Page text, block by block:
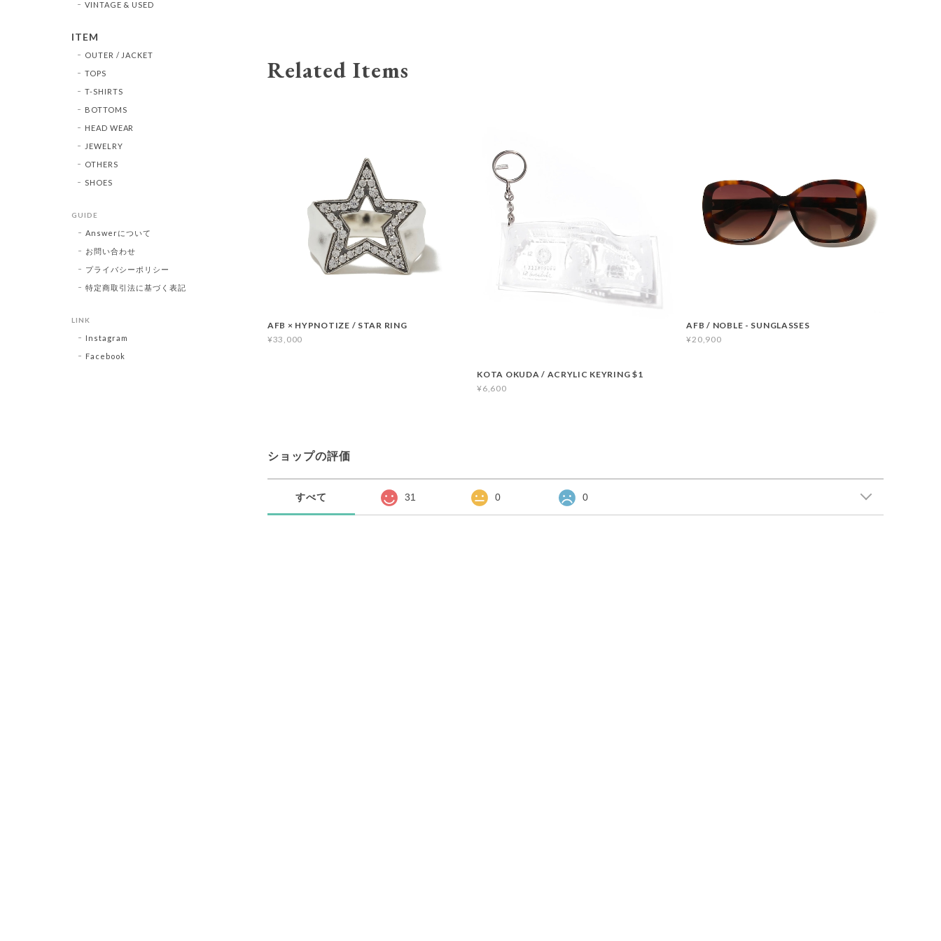
Related Items
AFB × HYPNOTIZE / STAR RING
¥33,000
KOTA OKUDA / ACRYLIC KEYRING $1
¥6,600
AFB / NOBLE - SUNGLASSES
¥20,900
ショップの評価
すべて 31 0 0
VINTAGE & USED
ITEM
OUTER / JACKET
TOPS
T-SHIRTS
BOTTOMS
HEAD WEAR
JEWELRY
OTHERS
SHOES
GUIDE
Answerについて
お問い合わせ
プライバシーポリシー
特定商取引法に基づく表記
LINK
Instagram
Facebook